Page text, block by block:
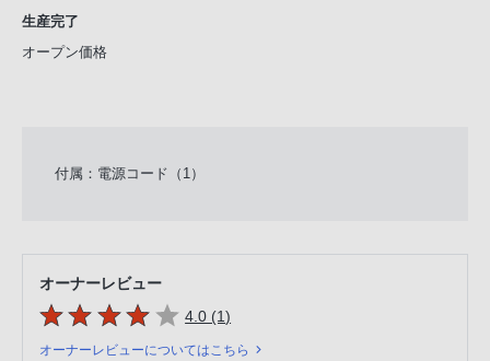
生産完了
オープン価格
付属：電源コード（1）
オーナーレビュー
5つの星のうち
4.0 (1件のレビュー
)
オーナーレビューについてはこちら